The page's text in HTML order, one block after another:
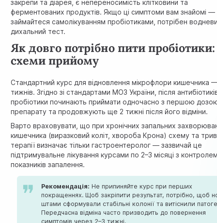
закрепи та діарея, є непереносимість клітковини та
ферментованих продуктів. Якщо ці симптоми вам знайомі —
займайтеся самолікуванням пробіотиками, потрібен
дихальний тест.
Як довго потрібно пити пробіотики:
схеми прийому
Стандартний курс для відновлення мікрофлори кишечника
тижнів.Згідно зі стандартами МОЗ України , після
пробіотики починають приймати одночасно з першою
препарату та продовжують ще 2 тижні після його відміни.
Варто враховувати, що при хронічних запальних
кишечника (виразковий коліт, хвороба Крона) схему та
терапії визначає тільки гастроентеролог — зазвичай це
підтримувальне лікування курсами по 2–3 місяці з
показників запалення.
Рекомендація: Не припиняйте курс при перших
покращеннях. Щоб закріпити результат, потрібно, щоб
штами сформували стабільні колонії та витіснили
Передчасна відміна часто призводить до повернення
симптомів через 2–3 тижні.